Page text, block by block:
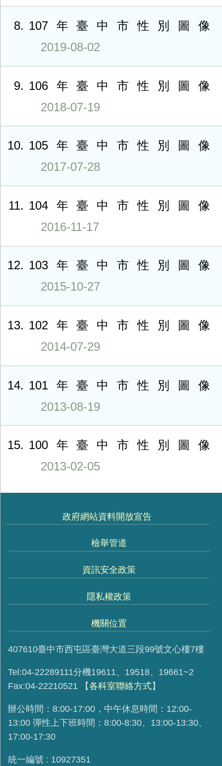
8
107年臺中市性別圖像
2019-08-02
9
106年臺中市性別圖像
2018-07-19
10
105年臺中市性別圖像
2017-07-28
11
104年臺中市性別圖像
2016-11-17
12
103年臺中市性別圖像
2015-10-27
13
102年臺中市性別圖像
2014-07-29
14
101年臺中市性別圖像
2013-08-19
15
100年臺中市性別圖像
2013-02-05
政府網站資料開放宣告
檢舉管道
資訊安全政策
隱私權政策
機關位置
407610臺中市西屯區臺灣大道三段99號文心樓7樓
Tel:04-22289111分機19611、19518、19661~2
Fax:04-22210521
【各科室聯絡方式】
辦公時間：8:00-17:00，中午休息時間：12:00-
13:00 彈性上下班時間：8:00-8:30、13:00-13:30、
17:00-17:30
統一編號 : 10927351